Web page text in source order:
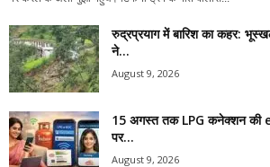
रुद्रप्रयाग में बारिश का कहर:
ने...
August 9, 2026
15 अगस्त तक LPG कनेक्शन की
पर...
August 9, 2026